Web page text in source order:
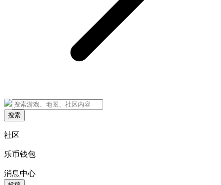
搜索
社区
乐币钱包
消息中心